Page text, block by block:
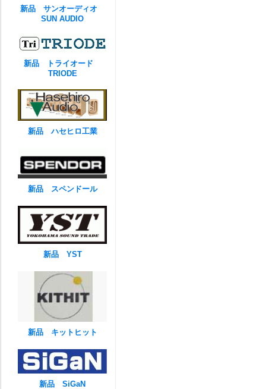
新品 サンオーディオ
SUN AUDIO
新品 トライオード
TRIODE
新品 ハセヒロ工業
新品 スペンドール
新品 YST
新品 キットヒット
新品 SiGaN